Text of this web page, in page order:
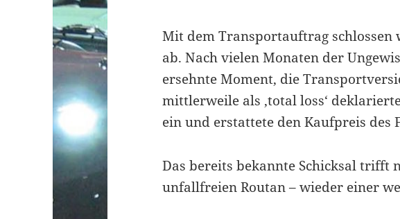
Mit dem Transportauftrag
ab. Nach vielen Monaten der
ersehnte Moment, die
mittlerweile als ‚total loss‘
ein und erstattete den Kaufpreis des
Das bereits bekannte Schicksal trifft
unfallfreien Routan – wieder einer